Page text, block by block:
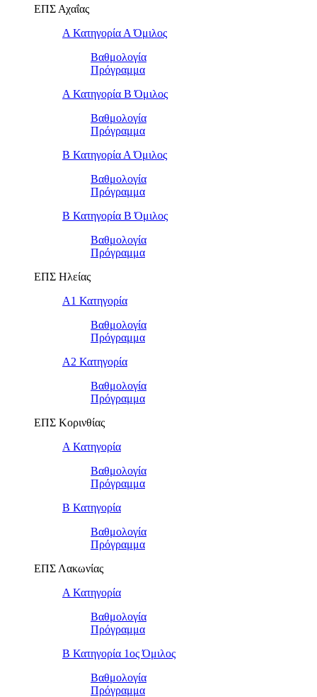
ΕΠΣ Αχαΐας
Α Κατηγορία Α Όμιλος
Βαθμολογία
Πρόγραμμα
Α Κατηγορία Β Όμιλος
Βαθμολογία
Πρόγραμμα
Β Κατηγορία Α Όμιλος
Βαθμολογία
Πρόγραμμα
Β Κατηγορία Β Όμιλος
Βαθμολογία
Πρόγραμμα
ΕΠΣ Ηλείας
Α1 Κατηγορία
Βαθμολογία
Πρόγραμμα
Α2 Κατηγορία
Βαθμολογία
Πρόγραμμα
ΕΠΣ Κορινθίας
Α Κατηγορία
Βαθμολογία
Πρόγραμμα
Β Κατηγορία
Βαθμολογία
Πρόγραμμα
ΕΠΣ Λακωνίας
Α Κατηγορία
Βαθμολογία
Πρόγραμμα
Β Κατηγορία 1ος Όμιλος
Βαθμολογία
Πρόγραμμα